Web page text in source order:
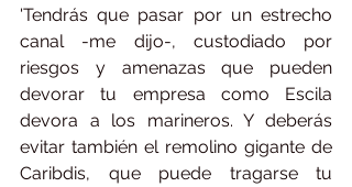
'Tendrás que pasar por un estrecho
canal -me dijo-, custodiado por
riesgos y amenazas que pueden
devorar tu empresa como Escila
devora a los marineros. Y deberás
evitar también el remolino gigante de
Caribdis, que puede tragarse tu